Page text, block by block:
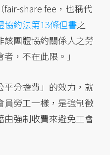
fair-share fee，也稱代
協約法第13條但書之
該團體協約關係人之勞
，不在此限。」
分擔費」的效力，就
員勞工一樣，是強制徵
由強制收費來避免工會